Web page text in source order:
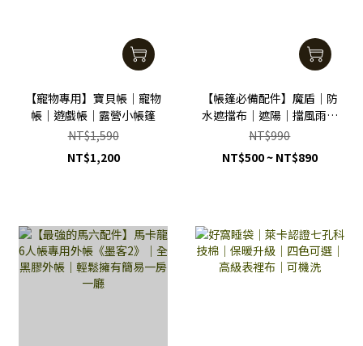
【寵物專用】寶貝帳｜寵物
帳｜遊戲帳｜露營小帳篷
NT$1,590
NT$1,200
【帳篷必備配件】魔盾｜防
水遮擋布｜遮陽｜擋風雨｜
防窺視｜兩個尺寸實用更方
NT$990
NT$500 ~ NT$890